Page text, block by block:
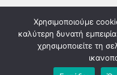
copyright@2022.
Λογοδοσία – Χρηστή
Καταστατικό
Όροι &
Χρησιμοποιούμε
καλύτερη δυνατή
χρησιμοποιείτε τη